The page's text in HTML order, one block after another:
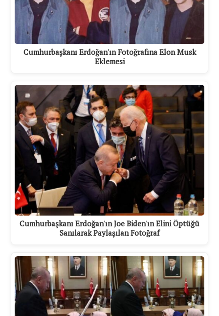
Cumhurbaşkanı Erdoğan'ın Fotoğrafına Elon Musk
Eklemesi
Cumhurbaşkanı Erdoğan'ın Joe Biden'ın Elini Öptüğü
Sanılarak Paylaşılan Fotoğraf